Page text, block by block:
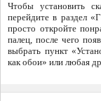
Чтобы установить
перейдите в раздел
просто откройте
палец, после чего
выбрать пункт
как обои» или любая